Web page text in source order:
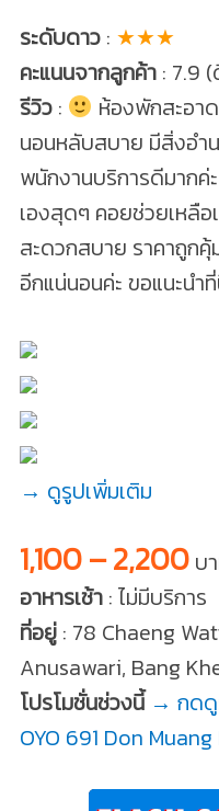
ระดับดาว: ★★★
คะแนนจากลูกค้า: 7.9 (
รีวิว:
ห้องพักสะอา
นอนหลับสบาย มีสิ่งอำ
พนักงานบริการดีมากค่
เองสุดๆ คอยช่วยเหลื
สะดวกสบาย ราคาถูก
อีกแน่นอนค่ะ ขอแนะนำ
→ ดูรูปเพิ่มเติม
1,100 – 2,200บ
อาหารเช้า: ไม่มีบริการ
ที่อยู่: 78 Chaeng
Anusawari, Bang
โปรโมชั่นช่วงนี้ → กดดู
OYO 691 Don